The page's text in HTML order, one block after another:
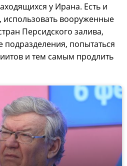
у Ирана. Есть и
вооруженные
Персидского залива,
подразделения, попытаться
и тем самым продлить